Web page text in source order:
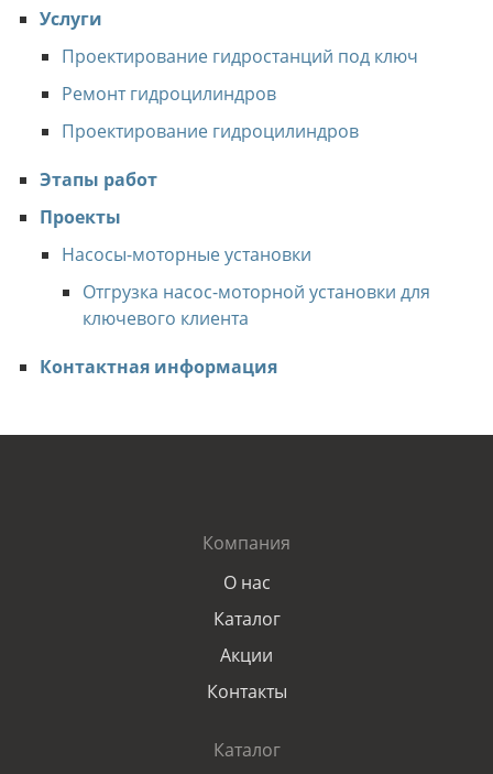
Услуги
Проектирование гидростанций под ключ
Ремонт гидроцилиндров
Проектирование гидроцилиндров
Этапы работ
Проекты
Насосы-моторные установки
Отгрузка насос-моторной установки для
ключевого клиента
Контактная информация
Компания
О нас
Каталог
Акции
Контакты
Каталог